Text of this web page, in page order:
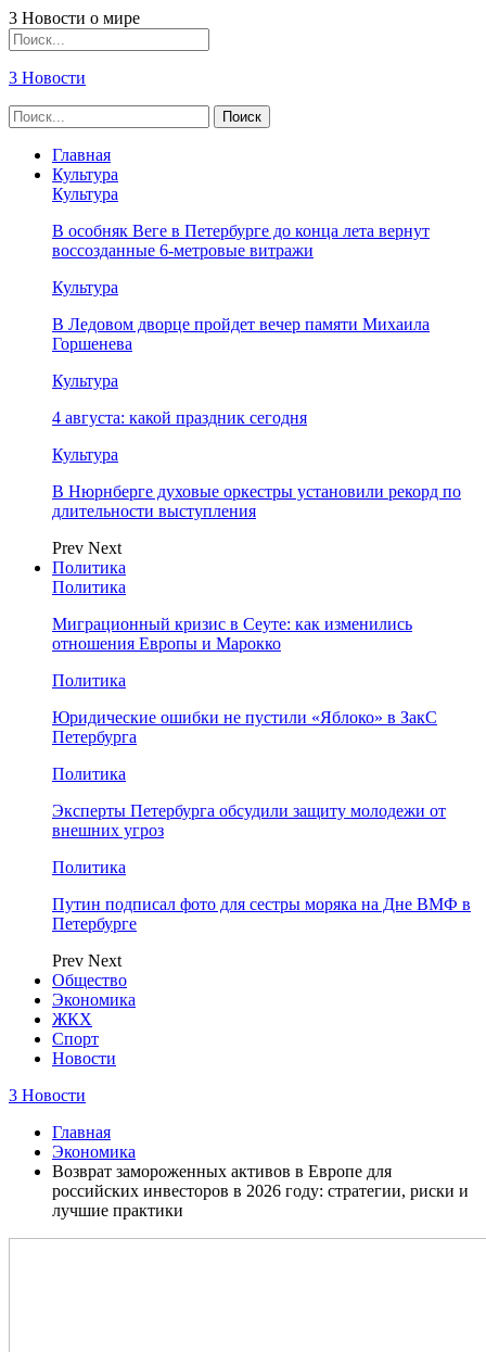
3 Новости о мире
3 Новости
Главная
Культура
Культура
В особняк Веге в Петербурге до конца лета вернут
воссозданные 6-метровые витражи
Культура
В Ледовом дворце пройдет вечер памяти Михаила
Горшенева
Культура
4 августа: какой праздник сегодня
Культура
В Нюрнберге духовые оркестры установили рекорд по
длительности выступления
Prev Next
Политика
Политика
Миграционный кризис в Сеуте: как изменились
отношения Европы и Марокко
Политика
Юридические ошибки не пустили «Яблоко» в ЗакС
Петербурга
Политика
Эксперты Петербурга обсудили защиту молодежи от
внешних угроз
Политика
Путин подписал фото для сестры моряка на Дне ВМФ в
Петербурге
Prev Next
Общество
Экономика
ЖКХ
Спорт
Новости
3 Новости
Главная
Экономика
Возврат замороженных активов в Европе для
российских инвесторов в 2026 году: стратегии, риски и
лучшие практики